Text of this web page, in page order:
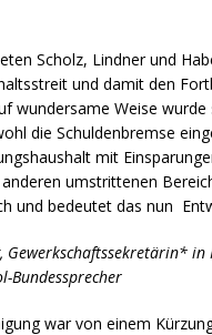
Scholz, Lindner und
und damit den
wundersame Weise wurde
die Schuldenbremse
mit
umstrittenen
und bedeutet das nun
Gewerkschaftssekretärin*
Bundessprecher
war von einem